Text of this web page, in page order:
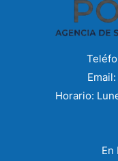
Horario:
En